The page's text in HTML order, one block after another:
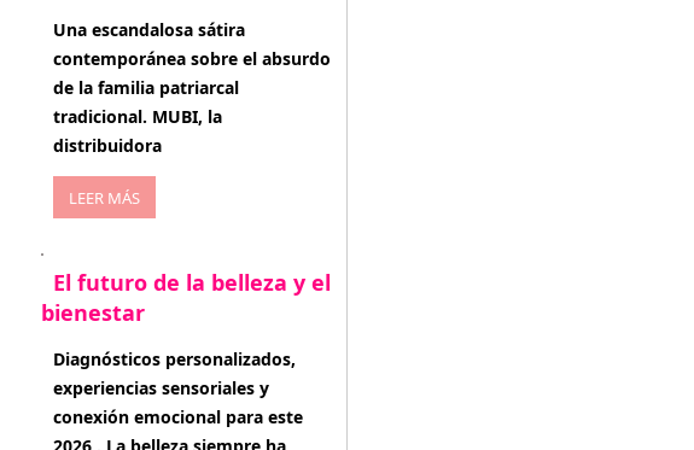
enero 20, 2026
Una escandalosa sátira
contemporánea sobre el absurdo
de la familia patriarcal
tradicional. MUBI, la
distribuidora
LEER MÁS
El futuro de la belleza y el
bienestar
enero 15, 2026
Diagnósticos personalizados,
experiencias sensoriales y
conexión emocional para este